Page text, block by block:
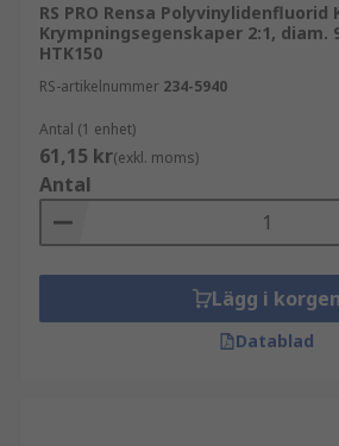
RS PRO Rensa Polyvinylidenfluorid
Krympningsegenskaper 2:1, diam.
HTK150
RS-artikelnummer 234-5940
Antal (1 enhet)
61,15 kr(exkl. moms)
Antal
Lägg i korgen
Datablad